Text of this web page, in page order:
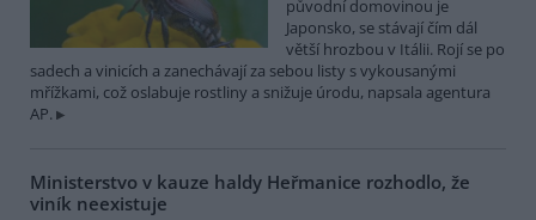
původní domovinou je
Japonsko, se stávají čím dál
větší hrozbou v Itálii. Rojí se po
sadech a vinicích a zanechávají za sebou listy s vykousanými
mřížkami, což oslabuje rostliny a snižuje úrodu, napsala agentura
AP.
Ministerstvo v kauze haldy Heřmanice rozhodlo, že
viník neexistuje